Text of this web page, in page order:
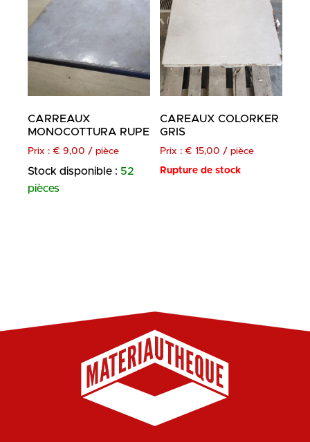
CARREAUX
MONOCOTTURA RUPE
Prix : € 9,00 / pièce
Stock disponible : 52
pièces
CAREAUX COLORKER
GRIS
Prix : € 15,00 / pièce
Rupture de stock